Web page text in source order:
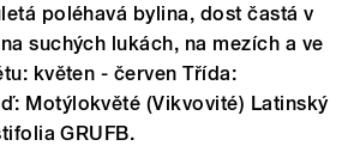
poléhavá bylina, dost častá v
suchých lukách, na mezích a ve
květen - červen Třída:
Motýlokvěté (Vikvovité) Latinský
GRUFB.